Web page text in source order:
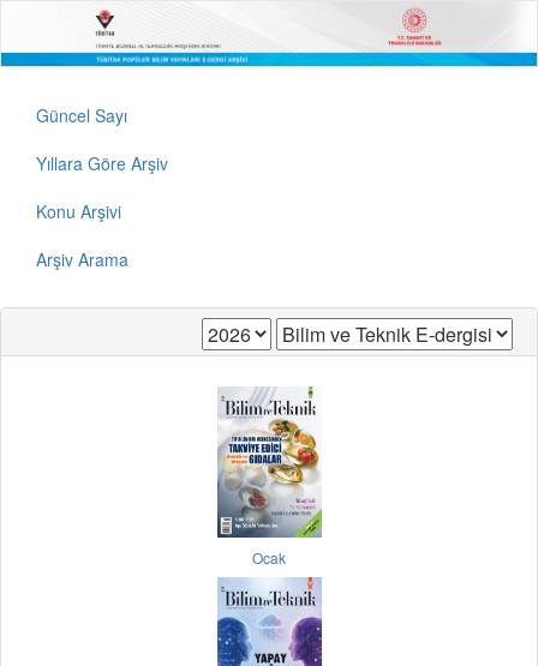
Güncel Sayı
Yıllara Göre Arşiv
Konu Arşivi
Arşiv Arama
Ocak